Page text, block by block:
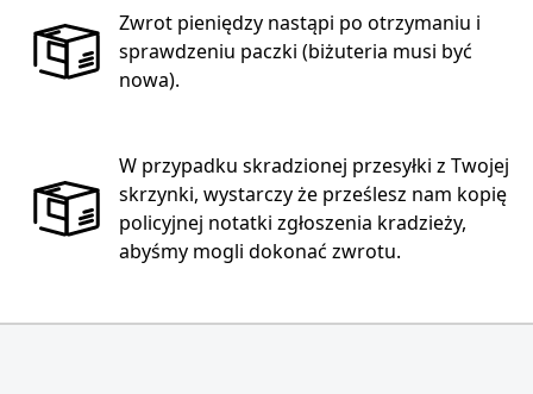
Zwrot pieniędzy nastąpi po otrzymaniu i
sprawdzeniu paczki (biżuteria musi być
nowa).
W przypadku skradzionej przesyłki z Twojej
skrzynki, wystarczy że prześlesz nam kopię
policyjnej notatki zgłoszenia kradzieży,
abyśmy mogli dokonać zwrotu.